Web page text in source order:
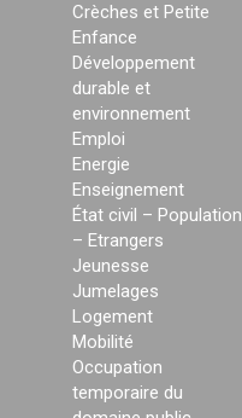
Crèches et Petite
Enfance
Développement
durable et
environnement
Emploi
Energie
Enseignement
État civil – Population
– Etrangers
Jeunesse
Jumelages
Logement
Mobilité
Occupation
temporaire du